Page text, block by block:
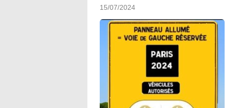
15/07/2024